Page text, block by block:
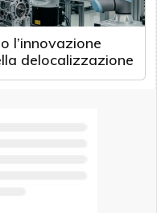
l’innovazione
delocalizzazione